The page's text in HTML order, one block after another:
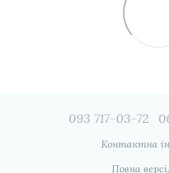
093 717-03-72
Контактна
Повна